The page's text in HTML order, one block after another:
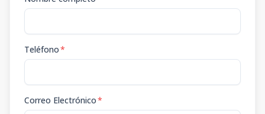
Teléfono*
Correo Electrónico*